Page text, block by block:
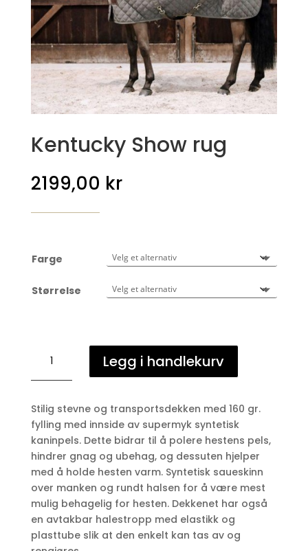
Kentucky Show rug
2199,00 kr
Farge
Størrelse
Show
rug
Legg i handlekurv
Stilig stevne og transportsdekken med 160 gr.
fylling med innside av supermyk syntetisk
kaninpels. Dette bidrar til å polere hestens pels,
hindrer gnag og ubehag, og dessuten hjelper
med å holde hesten varm. Syntetisk saueskinn
over manken og rundt halsen for å være mest
mulig behagelig for hesten. Dekkenet har også
en avtakbar halestropp med elastikk og
plasttube slik at den enkelt kan tas av og